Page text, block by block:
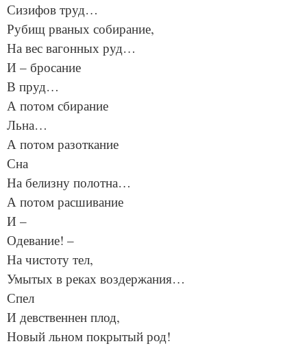
Сизифов труд…
Рубищ рваных собирание,
На вес вагонных руд…
И – бросание
В пруд…
А потом сбирание
Льна…
А потом разоткание
Сна
На белизну полотна…
А потом расшивание
И –
Одевание! –
На чистоту тел,
Умытых в реках воздержания…
Спел
И девственнен плод,
Новый льном покрытый род!